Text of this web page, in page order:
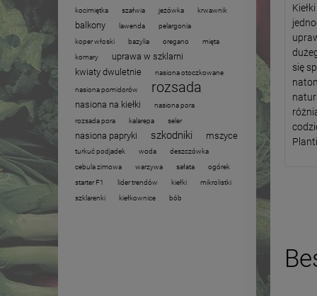
kocimiętka
szałwia jeżówka krwawnik
balkony lawenda
pelargonia
koper włoski
bazylia oregano
mięta
komary
uprawa w szklarni
kwiaty dwuletnie
nasiona otoczkowane
nasiona pomidorów rozsada
nasiona na kiełki
nasiona pora
rozsada pora
kalarepa seler
nasiona papryki szkodniki mszyce
turkuć podjadek woda
deszczówka
cebula zimowa
warzywa sałata
ogórek
starter F1
lider trendów kiełki
mikrolistki
szklarenki
kiełkownice bób
się